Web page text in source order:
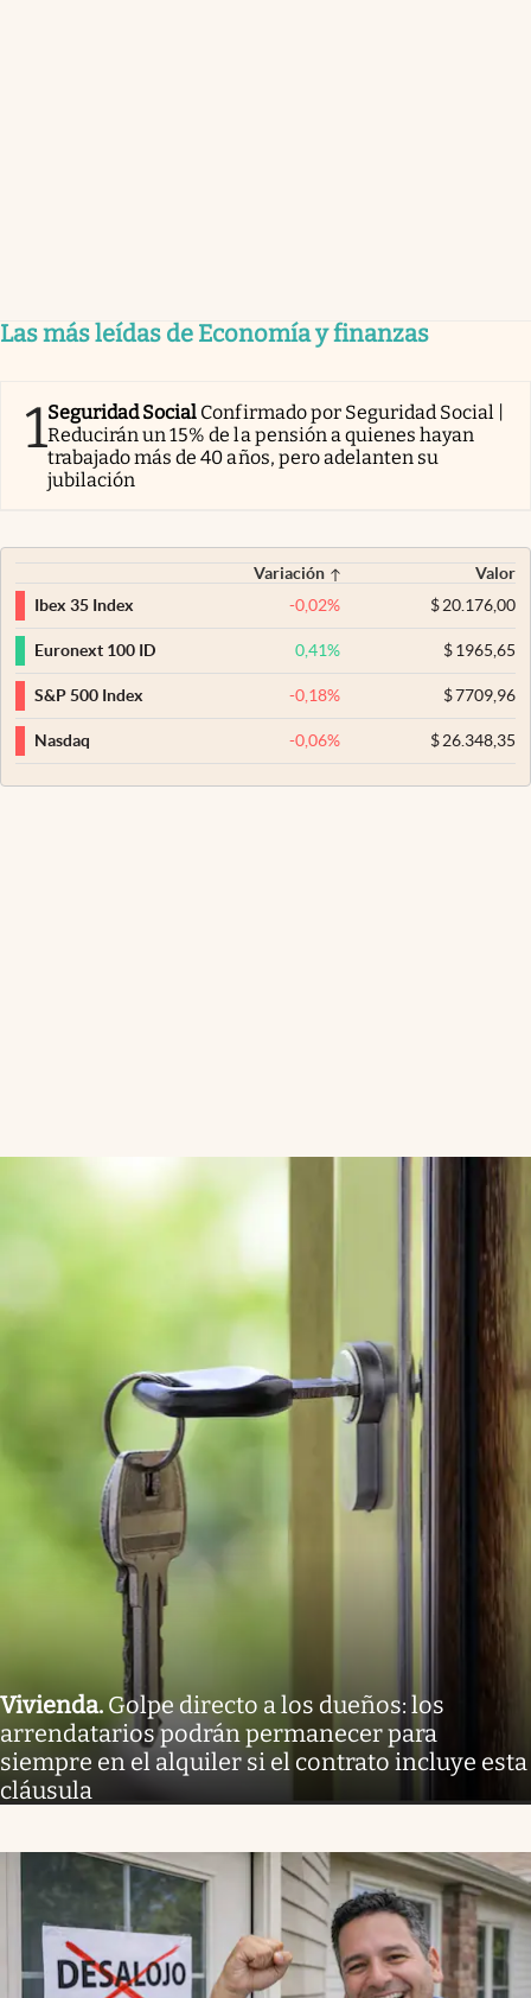
Las más leídas de Economía y finanzas
1Seguridad Social Confirmado por Seguridad Social |
Reducirán un 15% de la pensión a quienes hayan
trabajado más de 40 años, pero adelanten su
jubilación
Variación
Valor
Ibex 35 Index
-0,02% $20.176,00
Euronext 100 ID 0,41% $1965,65
S&P 500 Index -0,18% $7709,96
Nasdaq -0,06% $26.348,35
Vivienda. Golpe directo a los dueños: los
arrendatarios podrán permanecer para
siempre en el alquiler si el contrato incluye esta
cláusula